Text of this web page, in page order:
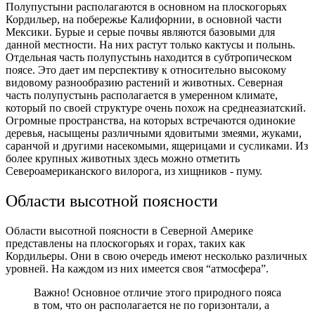
Полупустыни располагаются в основном на плоскогорьях
Кордильер, на побережье Калифорнии, в основной части
Мексики. Бурые и серые почвы являются базовыми для
данной местности. На них растут только кактусы и полынь.
Отдельная часть полупустынь находится в субтропическом
поясе. Это дает им перспективу к относительно высокому
видовому разнообразию растений и животных. Северная
часть полупустынь располагается в умеренном климате,
который по своей структуре очень похож на среднеазиатский.
Огромные пространства, на которых встречаются одинокие
деревья, насыщены различными ядовитыми змеями, жуками,
саранчой и другими насекомыми, ящерицами и сусликами. Из
более крупных животных здесь можно отметить
Североамериканского вилорога, из хищников - пуму.
Области высотной поясности
Области высотной поясности в Северной Америке
представлены на плоскогорьях и горах, таких как
Кордильеры. Они в свою очередь имеют несколько различных
уровней. На каждом из них имеется своя “атмосфера”.
Важно! Основное отличие этого природного пояса
в том, что он располагается не по горизонтали, а